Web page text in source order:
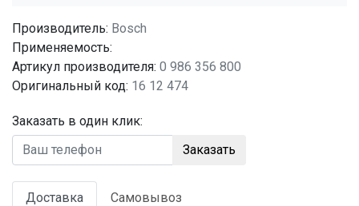
Производитель: Bosch
Применяемость:
Артикул производителя: 0 986 356 800
Оригинальный код: 16 12 474
Заказать в один клик:
Заказать
Доставка Самовывоз